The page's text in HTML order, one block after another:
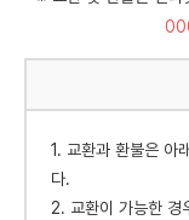
1. 교환과 환불은 아
다.
2. 교환이 가능한 경